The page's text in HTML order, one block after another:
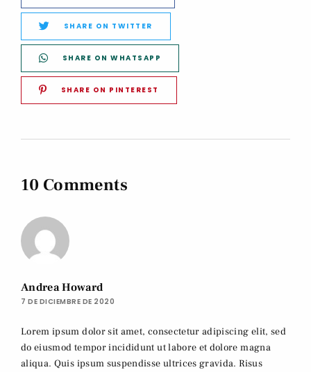
SHARE ON TWITTER
SHARE ON WHATSAPP
SHARE ON PINTEREST
10 Comments
Andrea Howard
7 DE DICIEMBRE DE 2020
Lorem ipsum dolor sit amet, consectetur adipiscing elit, sed
do eiusmod tempor incididunt ut labore et dolore magna
aliqua. Quis ipsum suspendisse ultrices gravida. Risus